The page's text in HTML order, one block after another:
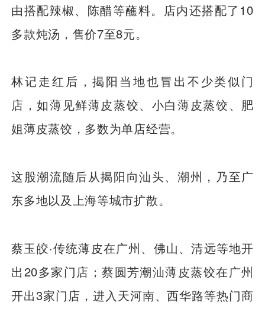
由搭配辣椒、陈醋等蘸料。店内还搭配了10
多款炖汤，售价7至8元。
林记走红后，揭阳当地也冒出不少类似门
店，如薄见鲜薄皮蒸饺、小白薄皮蒸饺、肥
姐薄皮蒸饺，多数为单店经营。
这股潮流随后从揭阳向汕头、潮州，乃至广
东多地以及上海等城市扩散。
蔡玉皎·传统薄皮在广州、佛山、清远等地开
出20多家门店；蔡圆芳潮汕薄皮蒸饺在广州
开出3家门店，进入天河南、西华路等热门商